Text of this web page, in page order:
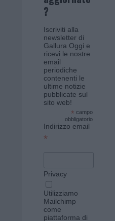
?
Iscriviti alla
newsletter di
Gallura Oggi e
ricevi le nostre
email
periodiche
contenenti le
ultime notizie
pubblicate sul
sito web!
* campo
obbligatorio
Indirizzo email
*
Privacy
Utilizziamo
Mailchimp
come
piattaforma di